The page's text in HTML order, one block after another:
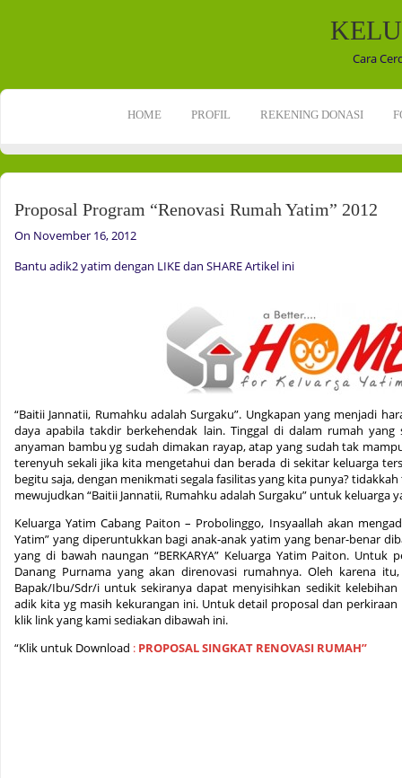
Cara
HOME PROFIL REKENING DONASI
Proposal Program “Renovasi Rumah Yatim” 2012
On November 16, 2012
Bantu adik2 yatim dengan LIKE dan SHARE Artikel ini
“Baitii Jannatii, Rumahku adalah Surgaku”. Ungkapan yang menjadi
daya apabila takdir berkehendak lain. Tinggal di dalam rumah
anyaman bambu yg sudah dimakan rayap, atap yang sudah tak
terenyuh sekali jika kita mengetahui dan berada di sekitar keluarga
begitu saja, dengan menikmati segala fasilitas yang kita punya?
mewujudkan “Baitii Jannatii, Rumahku adalah Surgaku” untuk keluarga
Keluarga Yatim Cabang Paiton – Probolinggo, Insyaallah akan
Yatim” yang diperuntukkan bagi anak-anak yatim yang benar-benar
yang di bawah naungan “BERKARYA” Keluarga Yatim Paiton.
Danang Purnama yang akan direnovasi rumahnya. Oleh karena
Bapak/Ibu/Sdr/i untuk sekiranya dapat menyisihkan sedikit
adik kita yg masih kekurangan ini. Untuk detail proposal dan
klik link yang kami sediakan dibawah ini.
“Klik untuk Download : PROPOSAL SINGKAT RENOVASI RUMAH”